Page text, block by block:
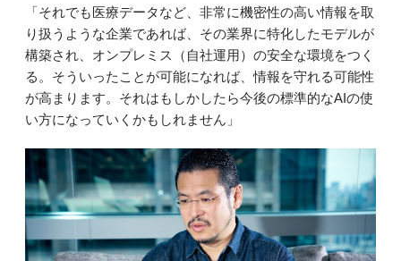
「それでも医療データなど、非常に機密性の高い情報を取
り扱うような企業であれば、その業界に特化したモデルが
構築され、オンプレミス（自社運用）の安全な環境をつく
る。そういったことが可能になれば、情報を守れる可能性
が高まります。それはもしかしたら今後の標準的なAIの使
い方になっていくかもしれません」